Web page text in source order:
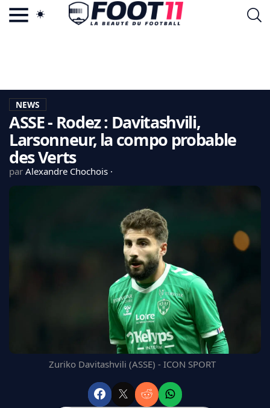
LA CHARTE
VIE PRIVÉE
CGU
CONTACTEZ-NOUS
L'AVIS DE LA RÉDAC'
NEWS
ASSE - Rodez : Davitashvili,
Larsonneur, la compo probable
des Verts
par Alexandre Chochois
Zuriko Davitashvili (ASSE) - ICON SPORT